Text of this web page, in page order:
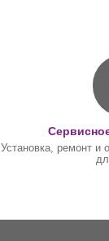
Установка, ремонт и